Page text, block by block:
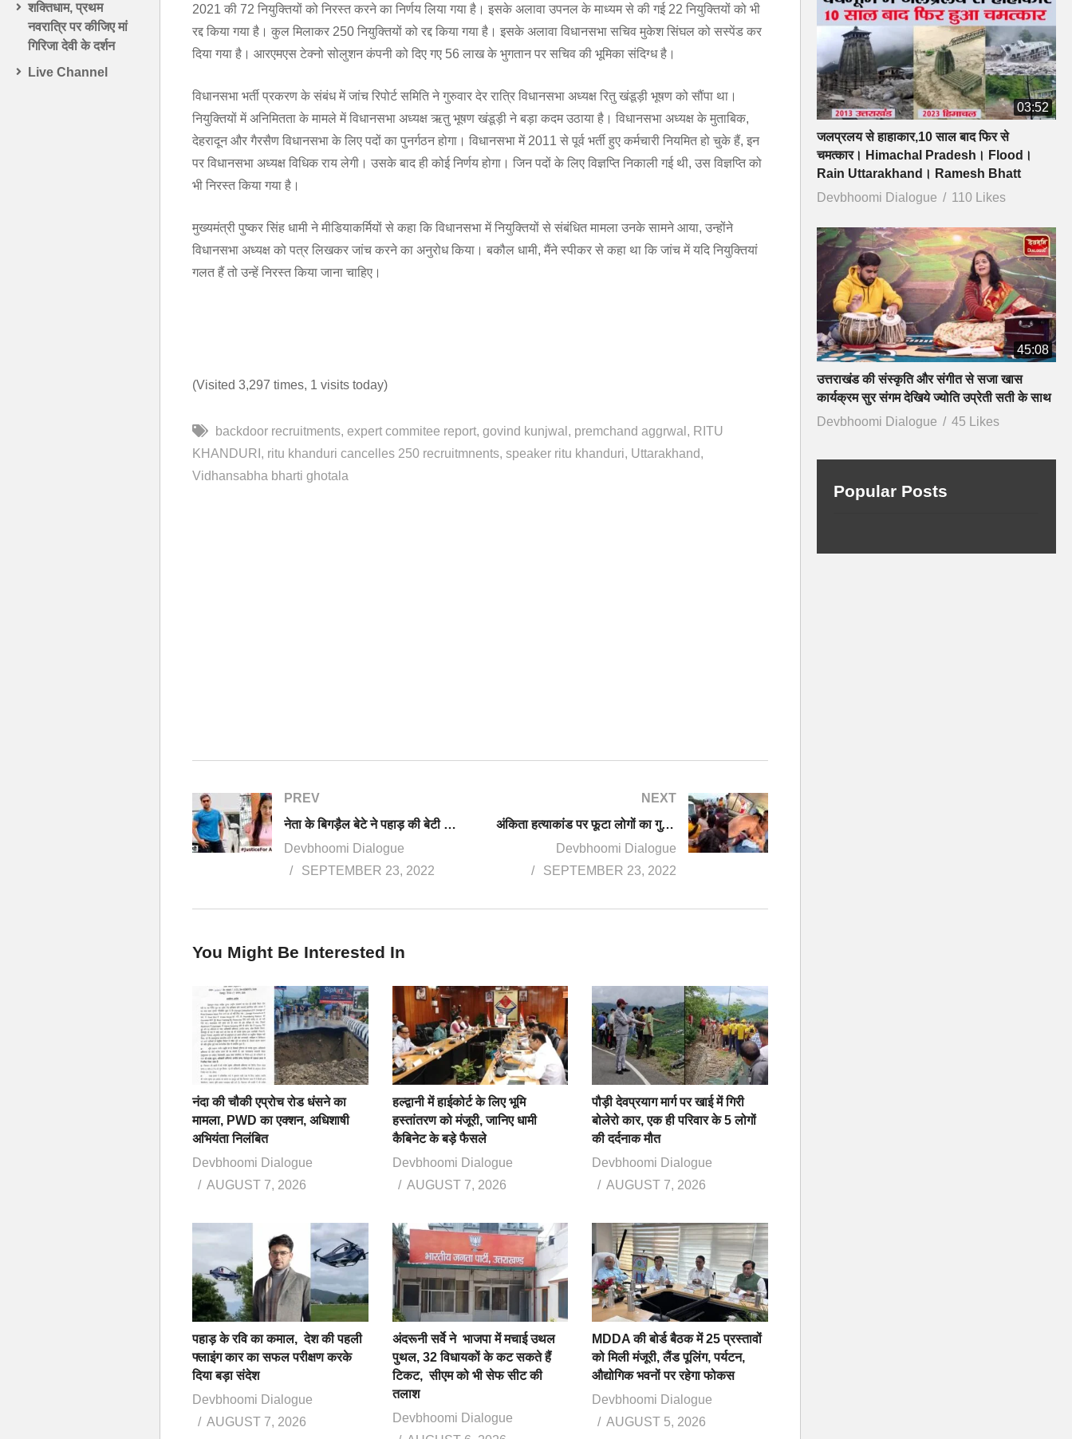
शक्तिधाम, प्रथम
नवरात्रि पर कीजिए मां
गिरिजा देवी के दर्शन
Live Channel
2021 की 72 नियुक्तियों को निरस्त करने का निर्णय लिया गया है। इसके अलावा उपनल के माध्यम से की गई 22 नियुक्तियों को भी
रद्द किया गया है। कुल मिलाकर 250 नियुक्तियों को रद्द किया गया है। इसके अलावा विधानसभा सचिव मुकेश सिंघल को सस्पेंड कर
दिया गया है। आरएमएस टेक्नो सोलुशन कंपनी को दिए गए 56 लाख के भुगतान पर सचिव की भूमिका संदिग्ध है।
विधानसभा भर्ती प्रकरण के संबंध में जांच रिपोर्ट समिति ने गुरुवार देर रात्रि विधानसभा अध्यक्ष रितु खंडूड़ी भूषण को सौंपा था।
नियुक्तियों में अनिमितता के मामले में विधानसभा अध्यक्ष ऋतु भूषण खंडूड़ी ने बड़ा कदम उठाया है। विधानसभा अध्यक्ष के मुताबिक,
देहरादून और गैरसैण विधानसभा के लिए पदों का पुनर्गठन होगा। विधानसभा में 2011 से पूर्व भर्ती हुए कर्मचारी नियमित हो चुके हैं, इन
पर विधानसभा अध्यक्ष विधिक राय लेगी। उसके बाद ही कोई निर्णय होगा। जिन पदों के लिए विज्ञप्ति निकाली गई थी, उस विज्ञप्ति को
भी निरस्त किया गया है।
मुख्यमंत्री पुष्कर सिंह धामी ने मीडियाकर्मियों से कहा कि विधानसभा में नियुक्तियों से संबंधित मामला उनके सामने आया, उन्होंने
विधानसभा अध्यक्ष को पत्र लिखकर जांच करने का अनुरोध किया। बकौल धामी, मैंने स्पीकर से कहा था कि जांच में यदि नियुक्तियां
गलत हैं तो उन्हें निरस्त किया जाना चाहिए।
(Visited 3,297 times, 1 visits today)
backdoor recruitments expert commitee report govind kunjwal premchand aggrwal
RITU
KHANDURI
ritu khanduri cancelles 250 recruitmnents speaker ritu khanduri Uttarakhand
Vidhansabha bharti ghotala
PREV
नेता के बिगड़ैल बेटे ने पहाड़ की बेटी अंकिता को उतारा मौत के घाट, चीला नहर में फेंका शव, पुलकित आर्य समेत 3 गिरफ्तार
Devbhoomi Dialogue
SEPTEMBER 23, 2022
NEXT
अंकिता हत्याकांड पर फूटा लोगों का गुस्सा, आरोपियों की धुनाई, लापरवाही पर पटवारी सस्पेंड
Devbhoomi Dialogue
SEPTEMBER 23, 2022
You Might Be Interested In
नंदा की चौकी एप्रोच रोड धंसने का
मामला, PWD का एक्शन, अधिशाषी
अभियंता निलंबित
Devbhoomi Dialogue
AUGUST 7, 2026
हल्द्वानी में हाईकोर्ट के लिए भूमि
हस्तांतरण को मंजूरी, जानिए धामी
कैबिनेट के बड़े फैसले
Devbhoomi Dialogue
AUGUST 7, 2026
पौड़ी देवप्रयाग मार्ग पर खाई में गिरी
बोलेरो कार, एक ही परिवार के 5 लोगों
की दर्दनाक मौत
Devbhoomi Dialogue
AUGUST 7, 2026
पहाड़ के रवि का कमाल, देश की पहली
फ्लाइंग कार का सफल परीक्षण करके
दिया बड़ा संदेश
Devbhoomi Dialogue
AUGUST 7, 2026
अंदरूनी सर्वे ने भाजपा में मचाई उथल
पुथल, 32 विधायकों के कट सकते हैं
टिकट, सीएम को भी सेफ सीट की
तलाश
Devbhoomi Dialogue
MDDA की बोर्ड बैठक में 25 प्रस्तावों
को मिली मंजूरी, लैंड पूलिंग, पर्यटन,
औद्योगिक भवनों पर रहेगा फोकस
Devbhoomi Dialogue
AUGUST 5, 2026
03:52
जलप्रलय से हाहाकार,10 साल बाद फिर से
चमत्कार। Himachal Pradesh। Flood।
Rain Uttarakhand। Ramesh Bhatt
Devbhoomi Dialogue
110 Likes
45:08
उत्तराखंड की संस्कृति और संगीत से सजा खास
कार्यक्रम सुर संगम देखिये ज्योति उप्रेती सती के साथ
Devbhoomi Dialogue
45 Likes
Popular Posts